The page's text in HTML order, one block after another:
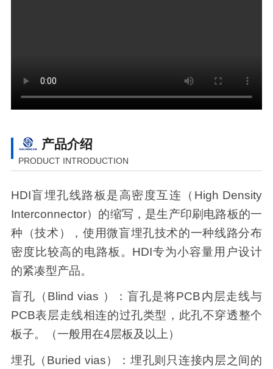
产品介绍
PRODUCT INTRODUCTION
HDI盲埋孔线路板是高密度互连（High Density
Interconnector）的缩写，是生产印刷电路板的一
种（技术），使用微盲埋孔技术的一种线路分布
密度比较高的电路板。HDI专为小容量用户设计
的紧凑型产品。
盲孔（Blind vias ）：盲孔是将PCB内层走线与
PCB表层走线相连的过孔类型，此孔不穿透整个
板子。（一般用在4层板及以上）
埋孔（Buried vias）：埋孔则只连接内层之间的